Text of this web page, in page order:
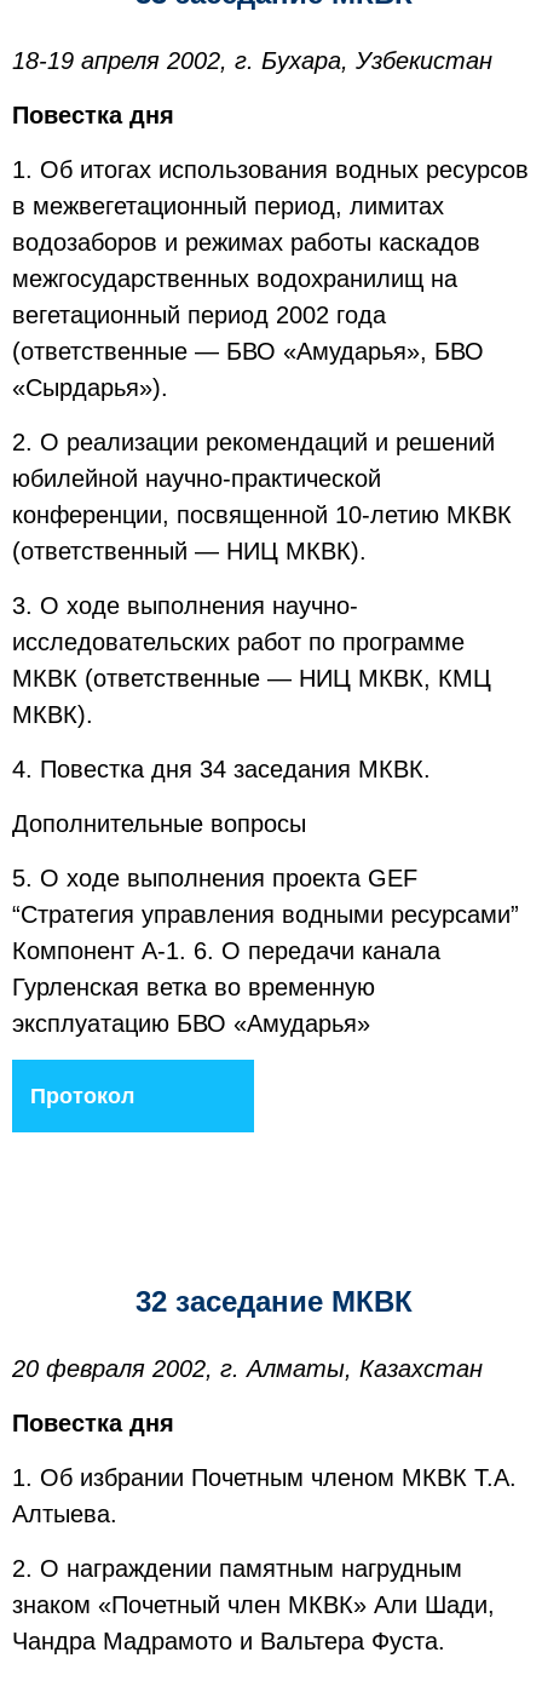
18-19 апреля 2002, г. Бухара, Узбекистан
Повестка дня
1. Об итогах использования водных ресурсов
в межвегетационный период, лимитах
водозаборов и режимах работы каскадов
межгосударственных водохранилищ на
вегетационный период 2002 года
(ответственные — БВО «Амударья», БВО
«Сырдарья»).
2. О реализации рекомендаций и решений
юбилейной научно-практической
конференции, посвященной 10-летию МКВК
(ответственный — НИЦ МКВК).
3. О ходе выполнения научно-
исследовательских работ по программе
МКВК (ответственные — НИЦ МКВК, КМЦ
МКВК).
4. Повестка дня 34 заседания МКВК.
Дополнительные вопросы
5. О ходе выполнения проекта GEF
“Стратегия управления водными ресурсами”
Компонент А-1. 6. О передачи канала
Гурленская ветка во временную
эксплуатацию БВО «Амударья»
Протокол
32 заседание МКВК
20 февраля 2002, г. Алматы, Казахстан
Повестка дня
1. Об избрании Почетным членом МКВК Т.А.
Алтыева.
2. О награждении памятным нагрудным
знаком «Почетный член МКВК» Али Шади,
Чандра Мадрамото и Вальтера Фуста.